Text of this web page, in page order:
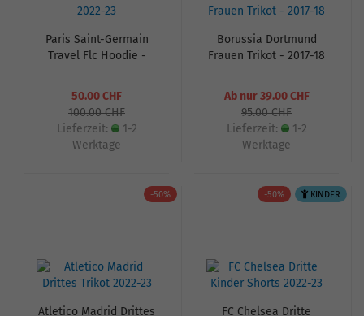
Paris Saint-Germain
Travel Flc Hoodie -
50.00 CHF
100.00 CHF
Lieferzeit:
1-2
Werktage
Borussia Dortmund
Frauen Trikot - 2017-18
Ab nur 39.00 CHF
95.00 CHF
Lieferzeit:
1-2
Werktage
-50%
Atletico Madrid Drittes
-50% KINDER
FC Chelsea Dritte